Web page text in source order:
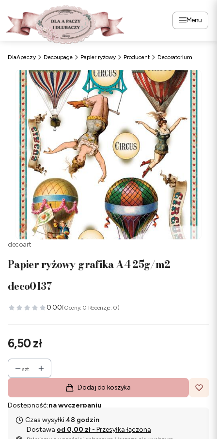
Menu
DlaApaczy Decoupage Papier ryżowy Producent Decoratorium
decoart
Papier ryżowy grafika A4 25g/m2
deco0137
0.00(Oceny: 0 Recenzje: 0)
Cena
6,50 zł
szt.
Dodaj do koszyka
Dostępność:na wyczerpaniu
Czas wysyłki:48 godzin
Dostawa od 0,00 zł - Przesyłka łączona